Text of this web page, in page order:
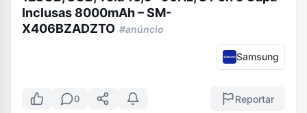
Inclusas 8000mAh – SM-
X406BZADZTO #anúncio
Samsung
0 Reportar